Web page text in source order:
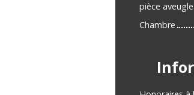
pièce
Chambre